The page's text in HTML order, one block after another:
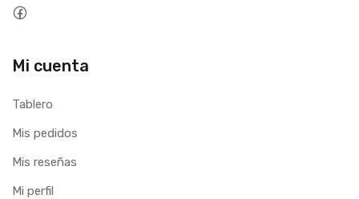
Mi cuenta
Tablero
Mis pedidos
Mis reseñas
Mi perfil